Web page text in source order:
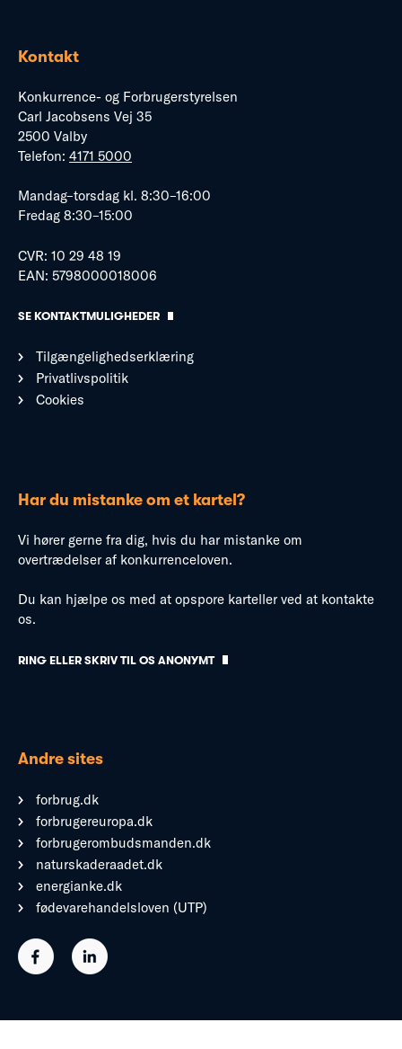
Kontakt
Konkurrence- og Forbrugerstyrelsen
Carl Jacobsens Vej 35
2500 Valby
Telefon: 4171 5000
Mandag–torsdag kl. 8:30–16:00
Fredag 8:30–15:00
CVR: 10 29 48 19
EAN: 5798000018006
SE KONTAKTMULIGHEDER
Tilgængelighedserklæring
Privatlivspolitik
Cookies
Har du mistanke om et kartel?
Vi hører gerne fra dig, hvis du har mistanke om
overtrædelser af konkurrenceloven.
Du kan hjælpe os med at opspore karteller ved at kontakte
os.
RING ELLER SKRIV TIL OS ANONYMT
Andre sites
forbrug.dk
forbrugereuropa.dk
forbrugerombudsmanden.dk
naturskaderaadet.dk
energianke.dk
fødevarehandelsloven (UTP)